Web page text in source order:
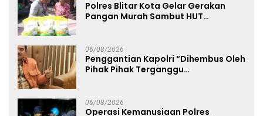
Polres Blitar Kota Gelar Gerakan
Pangan Murah Sambut HUT
06/08/2026
Penggantian Kapolri “Dihembus Oleh
Pihak Pihak Terganggu
06/08/2026
Operasi Kemanusiaan Polres